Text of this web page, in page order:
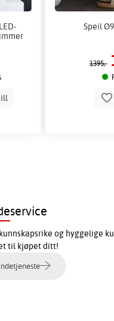
Speil
1395,-
og hyggelige
til kjøpet ditt!